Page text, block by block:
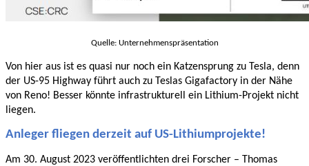
Quelle: Unternehmenspräsentation
Von hier aus ist es quasi nur noch ein Katzensprung zu Tesla, denn
der US-95 Highway führt auch zu Teslas Gigafactory in der Nähe
von Reno! Besser könnte infrastrukturell ein Lithium-Projekt nicht
liegen.
Anleger fliegen derzeit auf US-Lithiumprojekte!
Am 30. August 2023 veröffentlichten drei Forscher – Thomas